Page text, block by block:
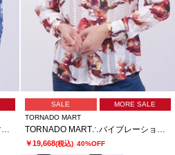
TORNADO MART∴タイダイアニマルプリントシャツ
SALE
MORE SALE
TORNADO MART
TORNADO MART∴バイブレーションフラワープリントシャツ
￥19,668(税込) 40%OFF